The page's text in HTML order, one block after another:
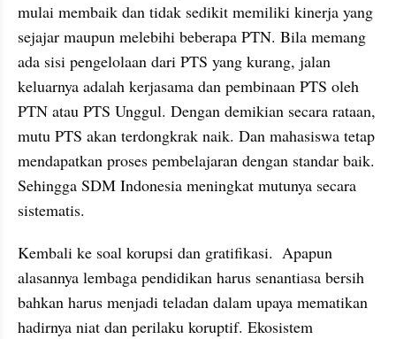
mulai membaik dan tidak sedikit memiliki kinerja yang
sejajar maupun melebihi beberapa PTN. Bila memang
ada sisi pengelolaan dari PTS yang kurang, jalan
keluarnya adalah kerjasama dan pembinaan PTS oleh
PTN atau PTS Unggul. Dengan demikian secara rataan,
mutu PTS akan terdongkrak naik. Dan mahasiswa tetap
mendapatkan proses pembelajaran dengan standar baik.
Sehingga SDM Indonesia meningkat mutunya secara
sistematis.
Kembali ke soal korupsi dan gratifikasi.  Apapun
alasannya lembaga pendidikan harus senantiasa bersih
bahkan harus menjadi teladan dalam upaya mematikan
hadirnya niat dan perilaku koruptif. Ekosistem